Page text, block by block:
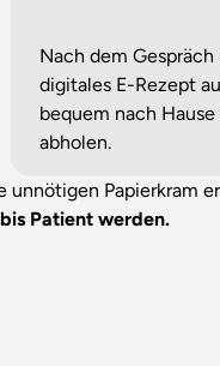
Nach dem
digitales E-Rezept
bequem nach
abholen.
unnötigen Papierkram
Patient werden.